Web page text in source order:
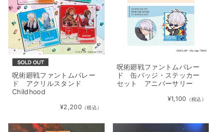
呪術廻戦ファントムパレー
ド アクリルスタンド
Childhood
¥2,200 （税込）
呪術廻戦ファントムパレー
ド 缶バッジ・ステッカー
セット アニバーサリー
¥1,100 （税込）